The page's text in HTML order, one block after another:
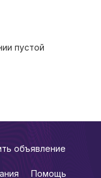
пустой
объявление
Помощь